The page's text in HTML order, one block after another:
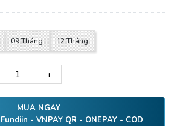
09 Tháng 12 Tháng
+
MUA NGAY
- VNPAY QR - ONEPAY - COD